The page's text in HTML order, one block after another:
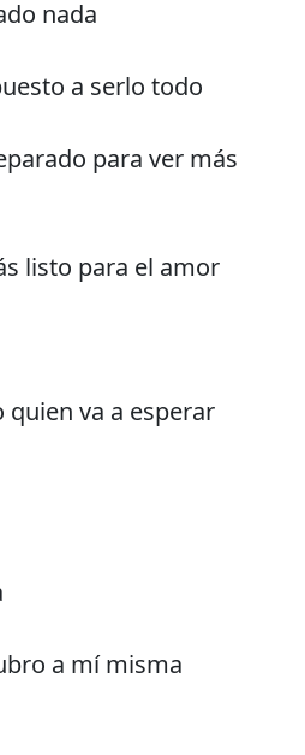
nada
a serlo todo
para ver más
listo para el amor
quien va a esperar
a mí misma